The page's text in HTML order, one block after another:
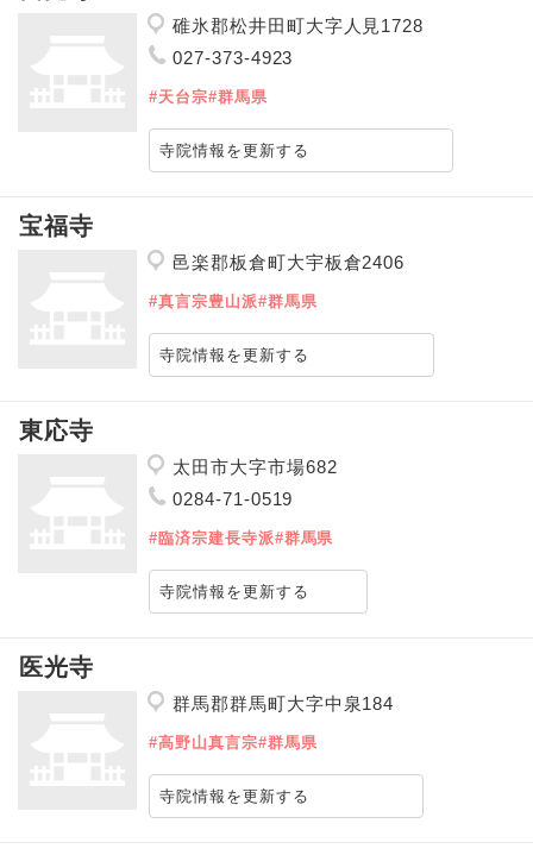
碓氷郡松井田町大字人見1728
027-373-4923
#天台宗#群馬県
寺院情報を更新する
宝福寺
邑楽郡板倉町大宇板倉2406
#真言宗豊山派#群馬県
寺院情報を更新する
東応寺
太田市大字市場682
0284-71-0519
#臨済宗建長寺派#群馬県
寺院情報を更新する
医光寺
群馬郡群馬町大字中泉184
#高野山真言宗#群馬県
寺院情報を更新する